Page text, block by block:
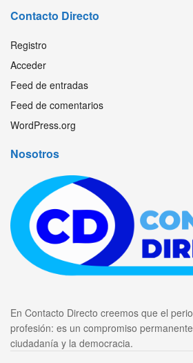
Contacto Directo
Registro
Acceder
Feed de entradas
Feed de comentarios
WordPress.org
Nosotros
En Contacto Directo creemos que el
profesión: es un compromiso
ciudadanía y la democracia.